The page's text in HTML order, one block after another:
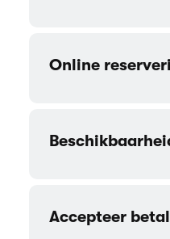
Online
Accepteer